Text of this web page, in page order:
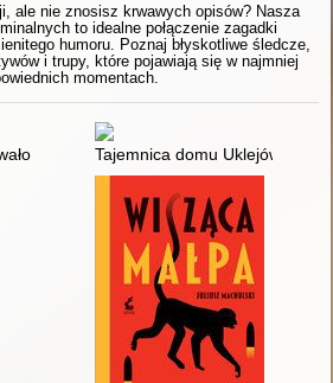
ale nie znosisz krwawych opisów? Nasza
to idealne połączenie zagadki
humoru. Poznaj błyskotliwe śledcze,
i trupy, które pojawiają się w najmniej
momentach.
Tajemnica domu Uklejów